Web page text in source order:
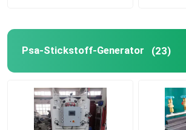
Psa-Stickstoff-Generator (23)